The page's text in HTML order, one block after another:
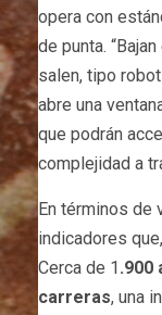
opera con
de punta.
salen, tipo
abre una
que podrán
complejidad a
En términos de
indicadores
Cerca de 1 .900
carreras, una